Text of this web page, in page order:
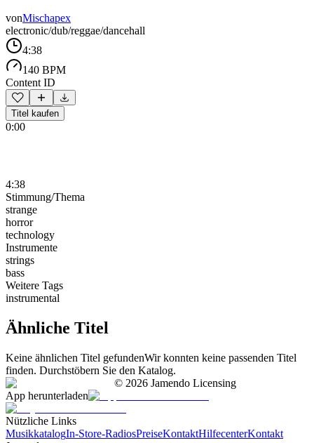
vonMischapex
electronic/dub/reggae/dancehall
4:38
140 BPM
Content ID
Titel kaufen
0:00
4:38
Stimmung/Thema
strange
horror
technology
Instrumente
strings
bass
Weitere Tags
instrumental
Ähnliche Titel
Keine ähnlichen Titel gefundenWir konnten keine passenden Titel
finden. Durchstöbern Sie den Katalog.
© 2026 Jamendo Licensing
App herunterladen
Nützliche Links
MusikkatalogIn-Store-RadiosPreiseKontaktHilfecenterKontakt